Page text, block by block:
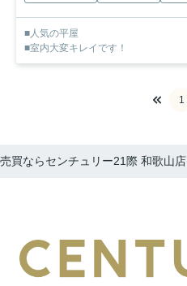
■人気の平屋
■室内大変キレイです！
1
買ならセンチュリー21際 和歌山店